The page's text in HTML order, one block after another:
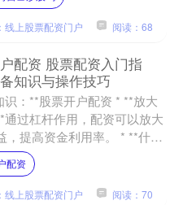
元化和风险管理。....
线上股票配资门户 阅读：68
配资 股票配资入门指
知识与操作技巧
识：**股票开户配资 * **放大
通过杠杆作用，配资可以放大
，提高资金利用率。 * **什么
资？**向券商借用资金放大投
配资
线上股票配资门户 阅读：70